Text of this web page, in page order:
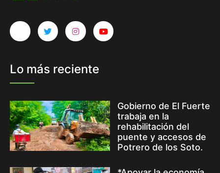
Lo más reciente
Gobierno de El Fuerte
trabaja en la
rehabilitación del
puente y accesos de
Potrero de los Soto.